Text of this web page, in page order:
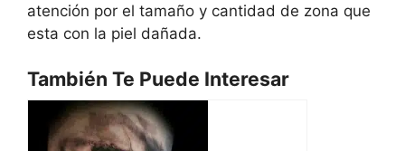
atención por el tamaño y cantidad de zona que
esta con la piel dañada.
También Te Puede Interesar